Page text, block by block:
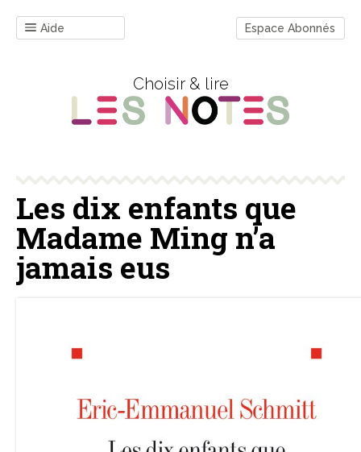
Aide Espace Abonnés
Choisir & lire
Les dix enfants que
Madame Ming n’a
jamais eus